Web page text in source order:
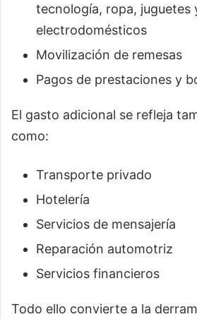
tecnología, ropa, juguetes
electrodomésticos
Movilización de remesas
Pagos de prestaciones y
El gasto adicional se refleja
como:
Transporte privado
Hotelería
Servicios de mensajería
Reparación automotriz
Servicios financieros
Todo ello convierte a la